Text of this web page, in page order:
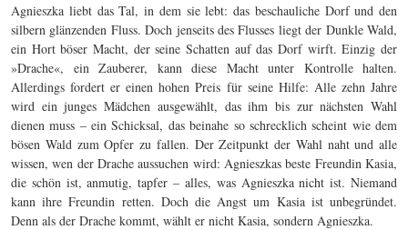
Agnieszka liebt das Tal, in dem sie lebt: das beschauliche Dorf und den
silbern glänzenden Fluss. Doch jenseits des Flusses liegt der Dunkle Wald,
ein Hort böser Macht, der seine Schatten auf das Dorf wirft. Einzig der
»Drache«, ein Zauberer, kann diese Macht unter Kontrolle halten.
Allerdings fordert er einen hohen Preis für seine Hilfe: Alle zehn Jahre
wird ein junges Mädchen ausgewählt, das ihm bis zur nächsten Wahl
dienen muss – ein Schicksal, das beinahe so schrecklich scheint wie dem
bösen Wald zum Opfer zu fallen. Der Zeitpunkt der Wahl naht und alle
wissen, wen der Drache aussuchen wird: Agnieszkas beste Freundin Kasia,
die schön ist, anmutig, tapfer – alles, was Agnieszka nicht ist. Niemand
kann ihre Freundin retten. Doch die Angst um Kasia ist unbegründet.
Denn als der Drache kommt, wählt er nicht Kasia, sondern Agnieszka.